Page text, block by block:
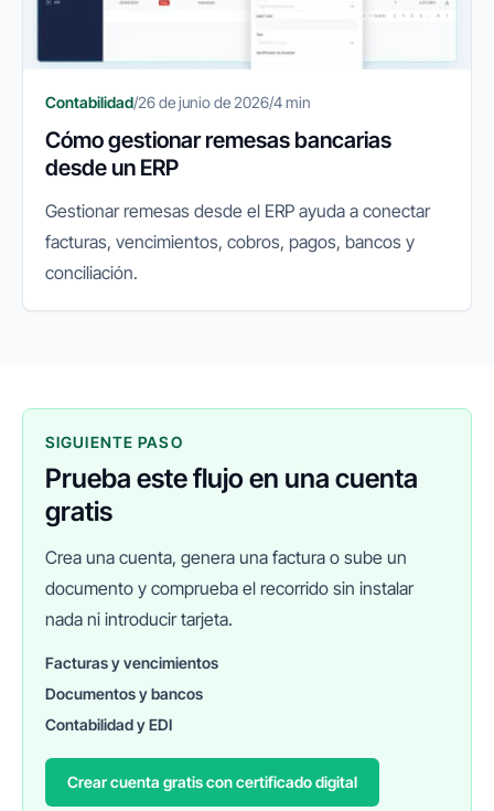
Contabilidad/26 de junio de 2026/4 min
Cómo gestionar remesas bancarias
desde un ERP
Gestionar remesas desde el ERP ayuda a conectar
facturas, vencimientos, cobros, pagos, bancos y
conciliación.
SIGUIENTE PASO
Prueba este flujo en una cuenta
gratis
Crea una cuenta, genera una factura o sube un
documento y comprueba el recorrido sin instalar
nada ni introducir tarjeta.
Facturas y vencimientos
Documentos y bancos
Contabilidad y EDI
Crear cuenta gratis con certificado digital
FINANEDI
Hablemos ahora
Pedir información sobre FinanEDI